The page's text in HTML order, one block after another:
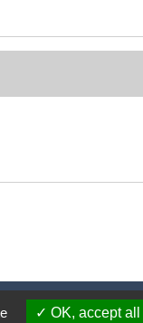
OK, accept all